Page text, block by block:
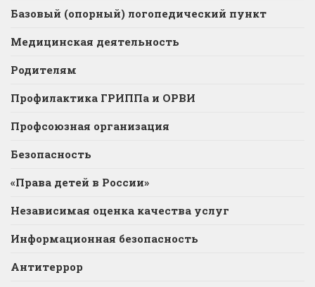
Базовый (опорный) логопедический пункт
Медицинская деятельность
Родителям
Профилактика ГРИППа и ОРВИ
Профсоюзная организация
Безопасность
«Права детей в России»
Независимая оценка качества услуг
Информационная безопасность
Антитеррор